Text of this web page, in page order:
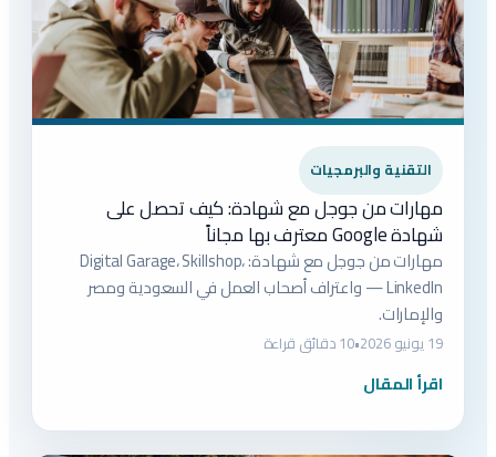
التقنية والبرمجيات
مهارات من جوجل مع شهادة: كيف تحصل على
شهادة Google معترف بها مجاناً
مهارات من جوجل مع شهادة: Digital Garage، Skillshop،
LinkedIn — واعتراف أصحاب العمل في السعودية ومصر
والإمارات.
19 يونيو 2026 •10 دقائق قراءة
اقرأ المقال